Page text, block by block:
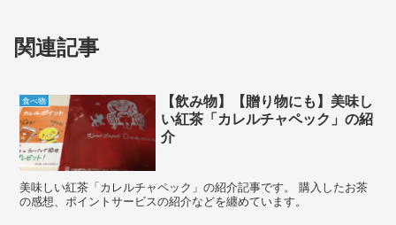
関連記事
食べ物
【飲み物】【贈り物にも】美味し
い紅茶「カレルチャペック」の紹
介
美味しい紅茶「カレルチャペック」の紹介記事です。 購入したお茶
の感想、ポイントサービスの紹介などを纏めています。